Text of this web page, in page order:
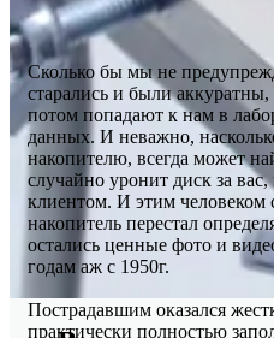
Сколько бы мы не
старались и были
потом попадают к нам в
данных. И неважно,
накопителю, всегда может
случайно уронит диск за
клиентом. И этим человеком
накопитель перестал
остались ценные фото и
годам аж с 1950г.
Пострадавшим оказался
практически полностью